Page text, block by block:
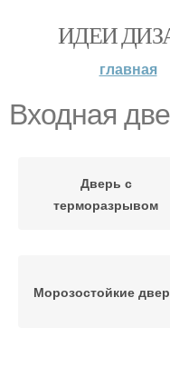
ИДЕИ
главная
Входная
Дверь с
терморазрывом
Морозостойкие